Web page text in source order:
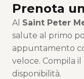
Prenota
Al Saint Peter
salute al primo
appuntamento
veloce. Compila
disponibilità.